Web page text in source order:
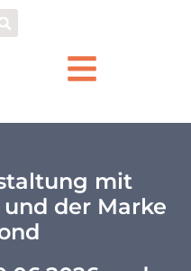
mit
und der Marke